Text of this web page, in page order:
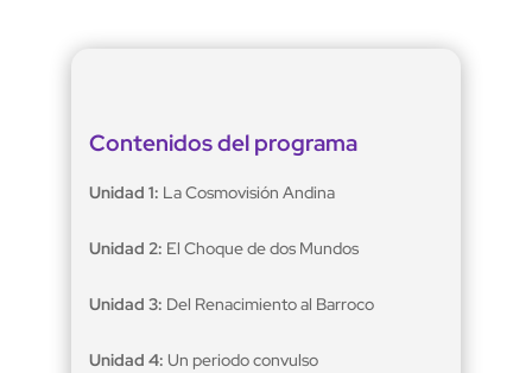
Contenidos del programa
Unidad 1: La Cosmovisión Andina
Unidad 2: El Choque de dos Mundos
Unidad 3: Del Renacimiento al Barroco
Unidad 4: Un periodo convulso